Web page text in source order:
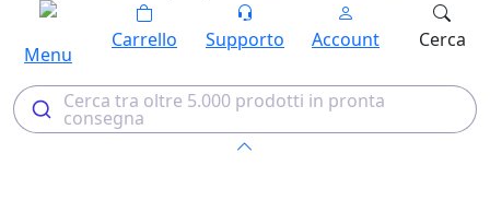
Menu
Carrello Supporto Account Cerca
Cerca tra oltre 5.000 prodotti in pronta
consegna